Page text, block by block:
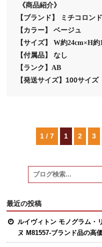
《商品紹介》
【ブランド】 ミチコロン
【カラー】
ベージュ
【サイズ】 W約24cm×H約
【付属品】 なし
【ランク】AB
【発送サイズ】100サイズ
1 / 7 1 2 3
最近の投稿
ルイヴィトン モノグラム・
ヌ M81557-ブランド品の高